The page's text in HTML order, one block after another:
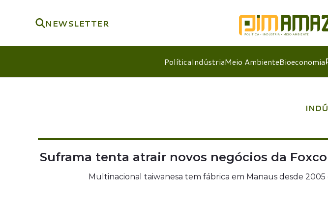
NEWSLETTER
PolíticaIndústriaMeio AmbienteBioeconomia
Suframa tenta atrair novos negócios da
Multinacional taiwanesa tem fábrica em Manaus desde